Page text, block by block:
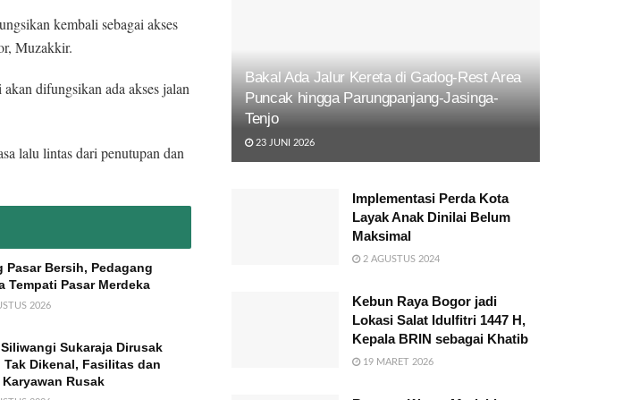
kembali sebagai akses
Muzakkir.
difungsikan ada akses jalan
lalu lintas dari penutupan dan
Pasar Bersih, Pedagang
Tempati Pasar Merdeka
2026
Siliwangi Sukaraja Dirusak
Tak Dikenal, Fasilitas dan
Rusak
Bakal Ada Jalur Kereta di Gadog-Rest Area
Puncak hingga Parungpanjang-Jasinga-
Tenjo
23 JUNI 2026
Implementasi Perda Kota
Layak Anak Dinilai Belum
Maksimal
2 AGUSTUS 2024
Kebun Raya Bogor jadi
Lokasi Salat Idulfitri 1447 H,
Kepala BRIN sebagai Khatib
19 MARET 2026